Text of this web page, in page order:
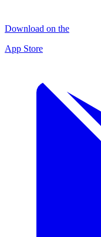
Download on the
App Store